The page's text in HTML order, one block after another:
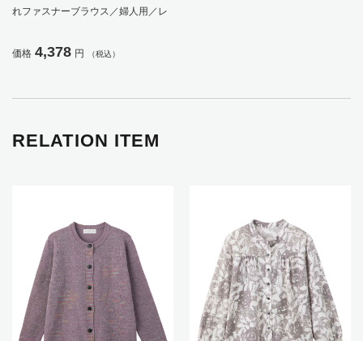
れファスナーブラウス／婦人用／レ
ゼント／ギフト 【CF】
価格 4,378 円 （税込）
RELATION ITEM